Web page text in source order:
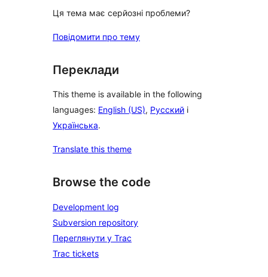
Ця тема має серйозні проблеми?
Повідомити про тему
Переклади
This theme is available in the following
languages: English (US), Русский і
Українська.
Translate this theme
Browse the code
Development log
Subversion repository
Переглянути у Trac
Trac tickets